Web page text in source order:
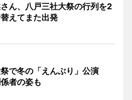
ん、八戸三社大祭の行列を2
えてまた出発
で冬の「えんぶり」公演
者の姿も